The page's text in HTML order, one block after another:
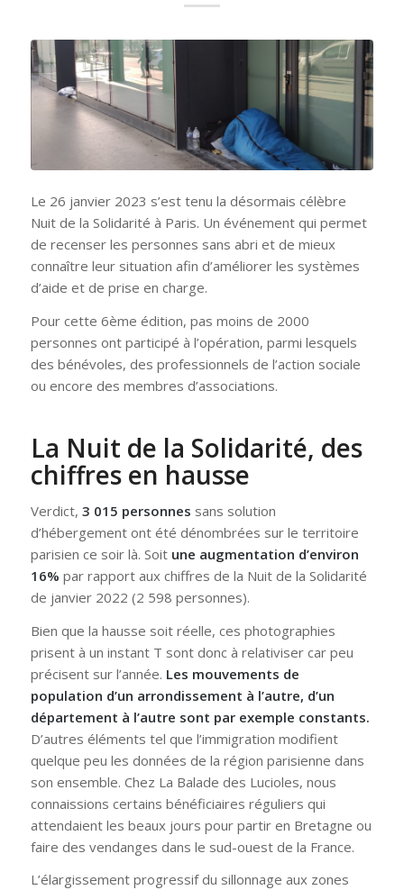
Le 26 janvier 2023 s’est tenu la désormais célèbre
Nuit de la Solidarité à Paris. Un événement qui permet
de recenser les personnes sans abri et de mieux
connaître leur situation afin d’améliorer les systèmes
d’aide et de prise en charge.
Pour cette 6ème édition, pas moins de 2000
personnes ont participé à l’opération, parmi lesquels
des bénévoles, des professionnels de l’action sociale
ou encore des membres d’associations.
La Nuit de la Solidarité, des
chiffres en hausse
Verdict, 3 015 personnes sans solution
d’hébergement ont été dénombrées sur le territoire
parisien ce soir là. Soit une augmentation d’environ
16% par rapport aux chiffres de la Nuit de la Solidarité
de janvier 2022 (2 598 personnes).
Bien que la hausse soit réelle, ces photographies
prisent à un instant T sont donc à relativiser car peu
précisent sur l’année. Les mouvements de
population d’un arrondissement à l’autre, d’un
département à l’autre sont par exemple constants.
D’autres éléments tel que l’immigration modifient
quelque peu les données de la région parisienne dans
son ensemble. Chez La Balade des Lucioles, nous
connaissions certains bénéficiaires réguliers qui
attendaient les beaux jours pour partir en Bretagne ou
faire des vendanges dans le sud-ouest de la France.
L’élargissement progressif du sillonnage aux zones